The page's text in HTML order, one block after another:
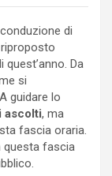
di
Da
si
guidare lo
ascolti, ma
fascia oraria.
questa fascia